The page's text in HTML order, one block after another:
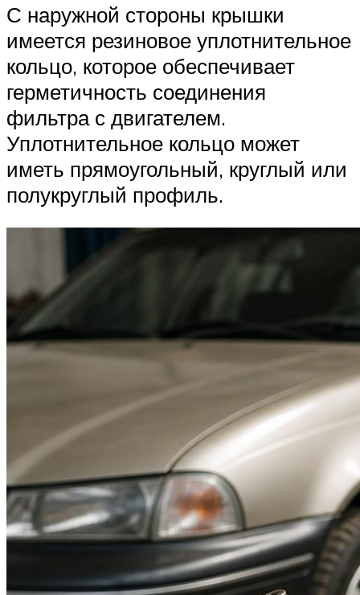
С наружной стороны крышки
имеется резиновое уплотнительное
кольцо, которое обеспечивает
герметичность соединения
фильтра с двигателем.
Уплотнительное кольцо может
иметь прямоугольный, круглый или
полукруглый профиль.